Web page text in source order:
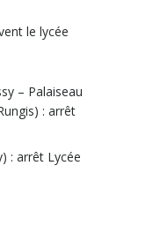
le lycée
– Palaiseau
: arrêt
: arrêt Lycée